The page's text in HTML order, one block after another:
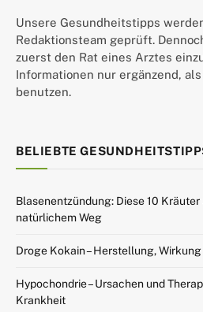
Unsere Gesundheitstipps
Redaktionsteam geprüft.
zuerst den Rat eines Arztes
Informationen nur ergänzend,
benutzen.
BELIEBTE
Blasenentzündung: Diese 10
natürlichem Weg
Droge Kokain – Herstellung,
Hypochondrie – Ursachen und
Krankheit